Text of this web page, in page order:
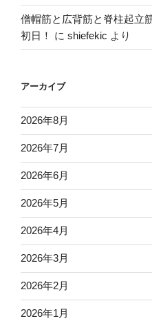
僧帽筋と広背筋と脊柱起立
初日！
に shiefekic より
アーカイブ
2026年8月
2026年7月
2026年6月
2026年5月
2026年4月
2026年3月
2026年2月
2026年1月